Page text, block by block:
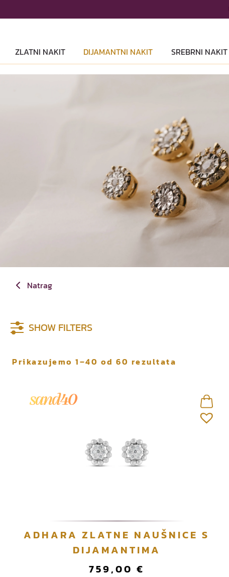
ZLATNI NAKIT
DIJAMANTNI NAKIT SREBRNI NAKIT
Natrag
SHOW FILTERS
Prikazujemo 1–40 od 60 rezultata
n
o
v
ADHARA ZLATNE NAUŠNICE S
DIJAMANTIMA
759,00 €